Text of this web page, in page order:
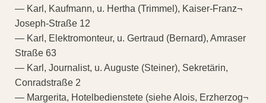
— Karl, Kaufmann, u. Hertha (Trimmel), Kaiser-Franz¬
Joseph-Straße 12
— Karl, Elektromonteur, u. Gertraud (Bernard), Amraser
Straße 63
— Karl, Journalist, u. Auguste (Steiner), Sekretärin,
Conradstraße 2
— Margerita, Hotelbedienstete (siehe Alois, Erzherzog¬